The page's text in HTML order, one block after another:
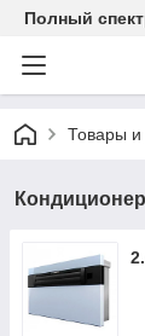
Полный
Товары и